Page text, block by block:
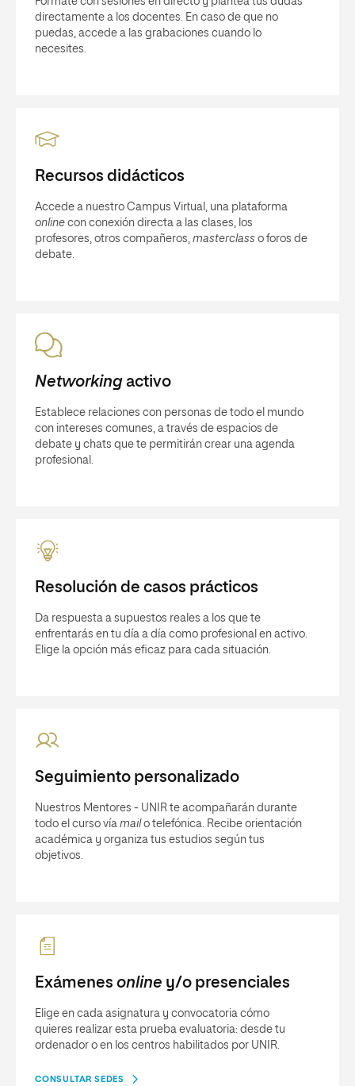
directamente a los docentes. En caso de que no
puedas, accede a las grabaciones cuando lo
necesites.
Recursos didácticos
Accede a nuestro Campus Virtual, una plataforma
online con conexión directa a las clases, los
profesores, otros compañeros, masterclass o foros de
debate.
Networkingactivo
Establece relaciones con personas de todo el mundo
con intereses comunes, a través de espacios de
debate y chats que te permitirán crear una agenda
profesional.
Resolución de casos prácticos
Da respuesta a supuestos reales a los que te
enfrentarás en tu día a día como profesional en activo.
Elige la opción más eficaz para cada situación.
Seguimiento personalizado
Nuestros Mentores - UNIR te acompañarán durante
todo el curso vía mail o telefónica. Recibe orientación
académica y organiza tus estudios según tus
objetivos.
Exámenes online y/o presenciales
Elige en cada asignatura y convocatoria cómo
quieres realizar esta prueba evaluatoria: desde tu
ordenador o en los centros habilitados por UNIR.
CONSULTAR SEDES